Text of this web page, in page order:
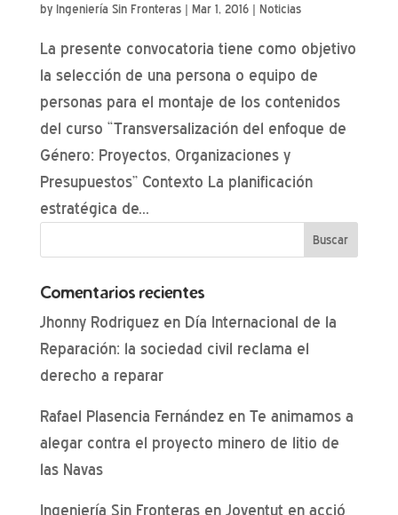
by Ingeniería Sin Fronteras| Mar 1, 2016| Noticias
La presente convocatoria tiene como objetivo
la selección de una persona o equipo de
personas para el montaje de los contenidos
del curso “Transversalización del enfoque de
Género: Proyectos, Organizaciones y
Presupuestos” Contexto La planificación
estratégica de...
Comentarios recientes
Jhonny Rodriguezen Día Internacional de la
Reparación: la sociedad civil reclama el
derecho a reparar
Rafael Plasencia Fernándezen Te animamos a
alegar contra el proyecto minero de litio de
las Navas
Ingeniería Sin Fronterasen Joventut en acció